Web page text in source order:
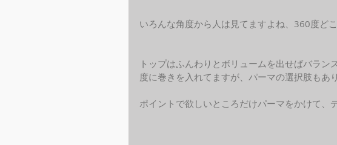
いろんな角度から人は見てますよね、360度ど
トップはふんわりとボリュームを出せばバラ
度に巻きを入れてますが、パーマの選択肢もあ
ポイントで欲しいところだけパーマをかけて、